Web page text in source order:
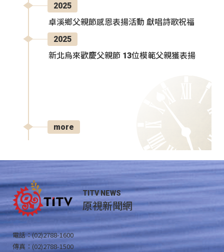
2025
卓溪鄉父親節感恩表揚活動 獻唱詩歌祝福
2025
新北烏來歡慶父親節 13位模範父親獲表揚
more
TITV NEWS
原視新聞網
電話：(02)2788-1600
傳真：(02)2788-1500